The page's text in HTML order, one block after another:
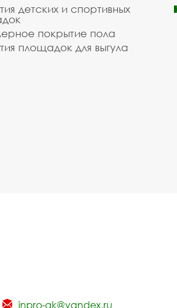
детских и спортивных
покрытие пола
площадок для выгула
inpro-gk@yandex.ru